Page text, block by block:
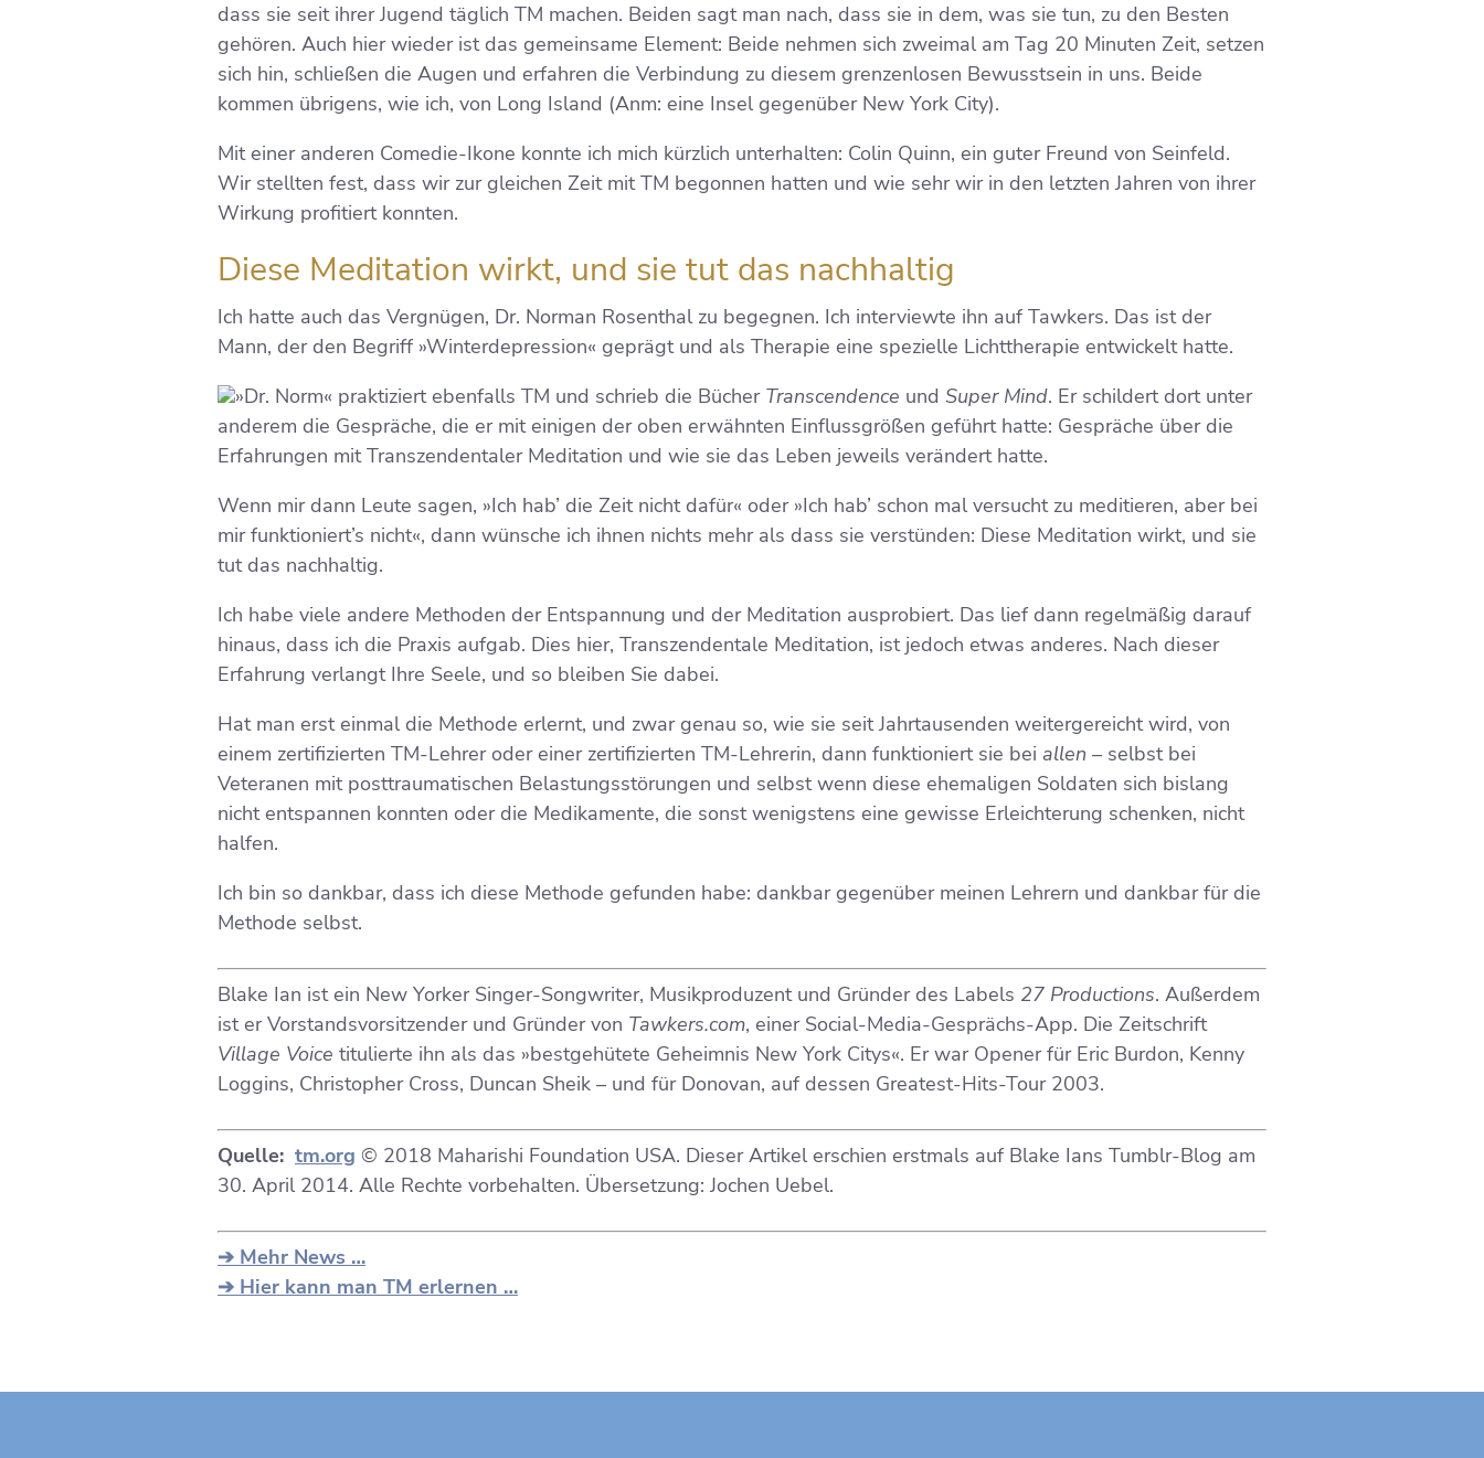
dass sie seit ihrer Jugend täglich TM machen. Beiden sagt man nach, dass sie in dem, was sie tun, zu den Besten
gehören. Auch hier wieder ist das gemeinsame Element: Beide nehmen sich zweimal am Tag 20 Minuten Zeit, setzen
sich hin, schließen die Augen und erfahren die Verbindung zu diesem grenzenlosen Bewusstsein in uns. Beide
kommen übrigens, wie ich, von Long Island (Anm: eine Insel gegenüber New York City).
Mit einer anderen Comedie-Ikone konnte ich mich kürzlich unterhalten: Colin Quinn, ein guter Freund von Seinfeld.
Wir stellten fest, dass wir zur gleichen Zeit mit TM begonnen hatten und wie sehr wir in den letzten Jahren von ihrer
Wirkung profitiert konnten.
Diese Meditation wirkt, und sie tut das nachhaltig
Ich hatte auch das Vergnügen, Dr. Norman Rosenthal zu begegnen. Ich interviewte ihn auf Tawkers. Das ist der
Mann, der den Begriff »Winterdepression« geprägt und als Therapie eine spezielle Lichttherapie entwickelt hatte.
»Dr. Norm« praktiziert ebenfalls TM und schrieb die Bücher Transcendence und Super Mind. Er schildert dort unter
anderem die Gespräche, die er mit einigen der oben erwähnten Einflussgrößen geführt hatte: Gespräche über die
Erfahrungen mit Transzendentaler Meditation und wie sie das Leben jeweils verändert hatte.
Wenn mir dann Leute sagen, »Ich hab’ die Zeit nicht dafür« oder »Ich hab’ schon mal versucht zu meditieren, aber bei
mir funktioniert’s nicht«, dann wünsche ich ihnen nichts mehr als dass sie verstünden: Diese Meditation wirkt, und sie
tut das nachhaltig.
Ich habe viele andere Methoden der Entspannung und der Meditation ausprobiert. Das lief dann regelmäßig darauf
hinaus, dass ich die Praxis aufgab. Dies hier, Transzendentale Meditation, ist jedoch etwas anderes. Nach dieser
Erfahrung verlangt Ihre Seele, und so bleiben Sie dabei.
Hat man erst einmal die Methode erlernt, und zwar genau so, wie sie seit Jahrtausenden weitergereicht wird, von
einem zertifizierten TM-Lehrer oder einer zertifizierten TM-Lehrerin, dann funktioniert sie bei allen – selbst bei
Veteranen mit posttraumatischen Belastungsstörungen und selbst wenn diese ehemaligen Soldaten sich bislang
nicht entspannen konnten oder die Medikamente, die sonst wenigstens eine gewisse Erleichterung schenken, nicht
halfen.
Ich bin so dankbar, dass ich diese Methode gefunden habe: dankbar gegenüber meinen Lehrern und dankbar für die
Methode selbst.
Blake Ian ist ein New Yorker Singer-Songwriter, Musikproduzent und Gründer des Labels 27 Productions. Außerdem
ist er Vorstandsvorsitzender und Gründer von Tawkers.com, einer Social-Media-Gesprächs-App. Die Zeitschrift
Village Voice titulierte ihn als das »bestgehütete Geheimnis New York Citys«. Er war Opener für Eric Burdon, Kenny
Loggins, Christopher Cross, Duncan Sheik – und für Donovan, auf dessen Greatest-Hits-Tour 2003.
Quelle: tm.org © 2018 Maharishi Foundation USA. Dieser Artikel erschien erstmals auf Blake Ians Tumblr-Blog am
30. April 2014. Alle Rechte vorbehalten. Übersetzung: Jochen Uebel.
➔ Mehr News …
➔ Hier kann man TM erlernen …